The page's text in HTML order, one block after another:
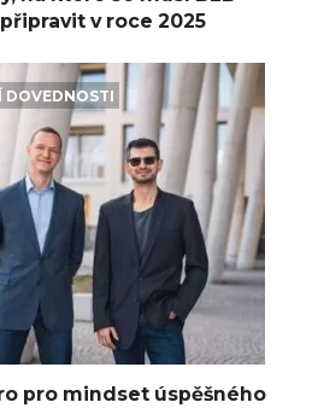
v roce 2025
DOVEDNOSTI
pro mindset úspěšného